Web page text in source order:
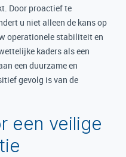
Door proactief te
u niet alleen de kans op
operationele stabiliteit en
kaders als een
een duurzame en
gevolg is van de
een veilige